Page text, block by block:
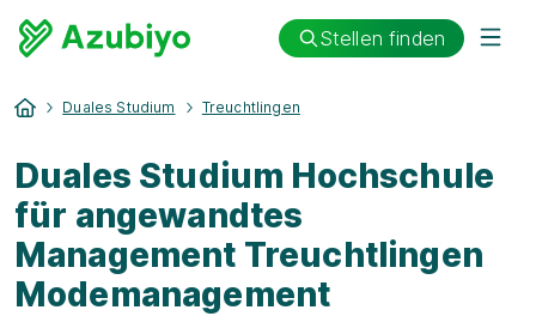
Stellen finden
Duales Studium Treuchtlingen
Duales Studium Hochschule
für angewandtes
Management Treuchtlingen
Modemanagement